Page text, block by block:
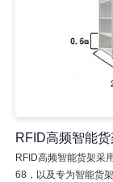
RFID高频智能货
RFID高频智能货架采
68，以及专为智能货